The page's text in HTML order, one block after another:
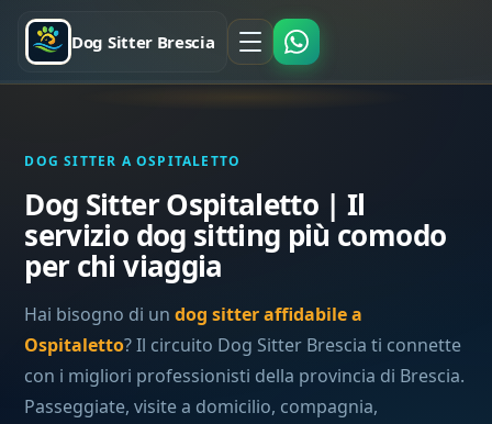
Dog Sitter Brescia
DOG SITTER A OSPITALETTO
Dog Sitter Ospitaletto | Il
servizio dog sitting più comodo
per chi viaggia
Hai bisogno di undog sitter affidabile a
Ospitaletto? Il circuito Dog Sitter Brescia ti connette
con i migliori professionisti della provincia di Brescia.
Passeggiate, visite a domicilio, compagnia,